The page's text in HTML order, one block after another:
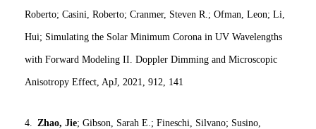
Roberto; Casini, Roberto; Cranmer, Steven R.; Ofman, Leon; Li,
Hui; Simulating the Solar Minimum Corona in UV Wavelengths
with Forward Modeling II. Doppler Dimming and Microscopic
Anisotropy Effect, ApJ, 2021, 912, 141
4. Zhao, Jie; Gibson, Sarah E.; Fineschi, Silvano; Susino,